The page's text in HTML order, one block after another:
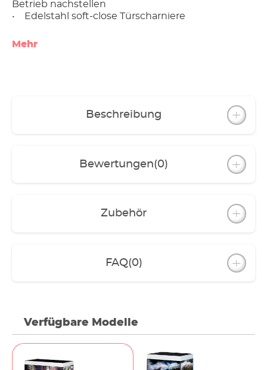
Betrieb nachstellen
• Edelstahl soft-close Türscharniere
Mehr
Beschreibung
Bewertungen(0)
Zubehör
FAQ(0)
Verfügbare Modelle